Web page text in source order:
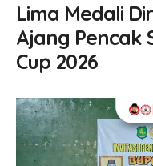
Lima Medali
Ajang Pencak
Cup 2026